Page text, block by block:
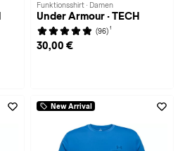
Funktionsshirt · Damen
Under Armour · TECH
(96) 1
30,00 €
New Arrival